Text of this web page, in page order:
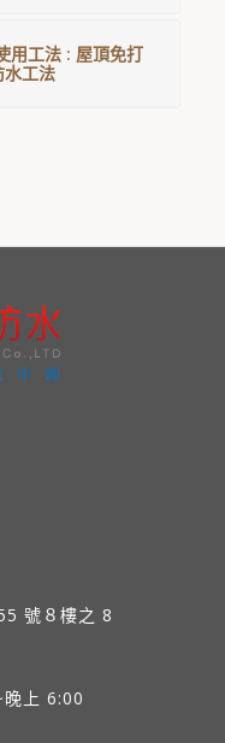
用工法 : 屋頂免打
水工法
號８樓之 8
上 6:00